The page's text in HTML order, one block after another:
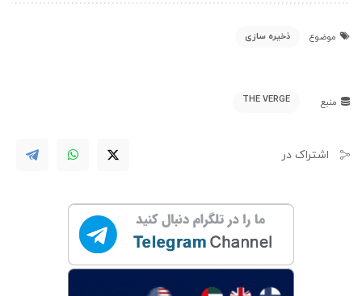
موضوع ذخیره سازی
منبع THE VERGE
اشتراک در